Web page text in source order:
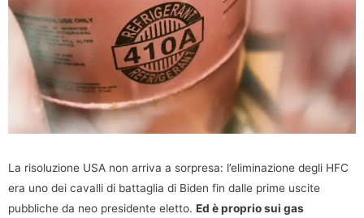
La risoluzione USA non arriva a sorpresa: l’eliminazione degli HFC
era uno dei cavalli di battaglia di Biden fin dalle prime uscite
pubbliche da neo presidente eletto. Ed è proprio sui gas